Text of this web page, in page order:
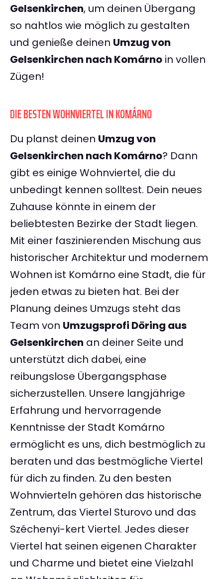
Gelsenkirchen, um deinen Übergang
so nahtlos wie möglich zu gestalten
und genieße deinen Umzug von
Gelsenkirchen nach Komárno in vollen
Zügen!
DIE BESTEN WOHNVIERTEL IN KOMÁRNO
Du planst deinen Umzug von
Gelsenkirchen nach Komárno? Dann
gibt es einige Wohnviertel, die du
unbedingt kennen solltest. Dein neues
Zuhause könnte in einem der
beliebtesten Bezirke der Stadt liegen.
Mit einer faszinierenden Mischung aus
historischer Architektur und modernem
Wohnen ist Komárno eine Stadt, die für
jeden etwas zu bieten hat. Bei der
Planung deines Umzugs steht das
Team von Umzugsprofi Döring aus
Gelsenkirchen an deiner Seite und
unterstützt dich dabei, eine
reibungslose Übergangsphase
sicherzustellen. Unsere langjährige
Erfahrung und hervorragende
Kenntnisse der Stadt Komárno
ermöglicht es uns, dich bestmöglich zu
beraten und das bestmögliche Viertel
für dich zu finden. Zu den besten
Wohnvierteln gehören das historische
Zentrum, das Viertel Sturovo und das
Széchenyi-kert Viertel. Jedes dieser
Viertel hat seinen eigenen Charakter
und Charme und bietet eine Vielzahl